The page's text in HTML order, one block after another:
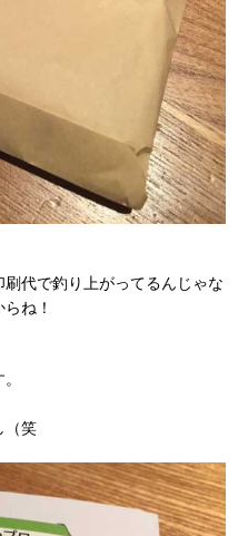
代で釣り上がってるんじゃな
ね！
（笑